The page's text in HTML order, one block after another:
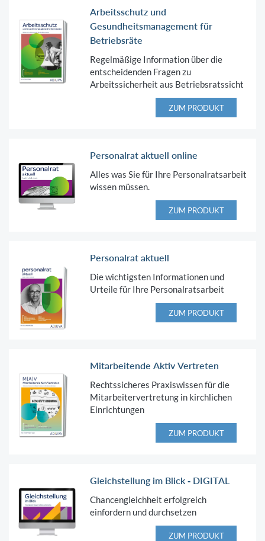
Arbeitsschutz und
Gesundheitsmanagement für
Betriebsräte
Regelmäßige Information über die
entscheidenden Fragen zu
Arbeitssicherheit aus Betriebsratssicht
ZUM PRODUKT
Personalrat aktuell online
Alles was Sie für Ihre Personalratsarbeit
wissen müssen.
ZUM PRODUKT
Personalrat aktuell
Die wichtigsten Informationen und
Urteile für Ihre Personalratsarbeit
ZUM PRODUKT
Mitarbeitende Aktiv Vertreten
Rechtssicheres Praxiswissen für die
Mitarbeitervertretung in kirchlichen
Einrichtungen
ZUM PRODUKT
Gleichstellung im Blick - DIGITAL
Chancengleichheit erfolgreich
einfordern und durchsetzen
ZUM PRODUKT